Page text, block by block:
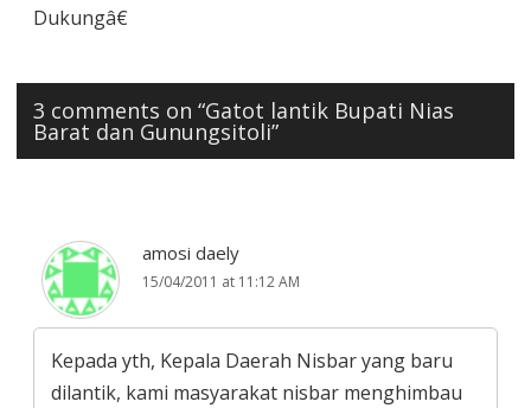
Dukungâ€
3 comments on “Gatot lantik Bupati Nias
Barat dan Gunungsitoli”
amosi daely
15/04/2011 at 11:12 AM
Kepada yth, Kepala Daerah Nisbar yang baru
dilantik, kami masyarakat nisbar menghimbau